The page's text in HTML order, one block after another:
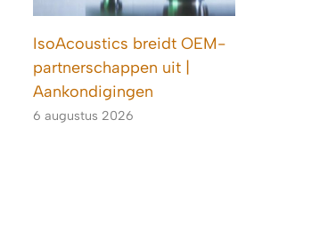
IsoAcoustics breidt OEM-
partnerschappen uit |
Aankondigingen
6 augustus 2026